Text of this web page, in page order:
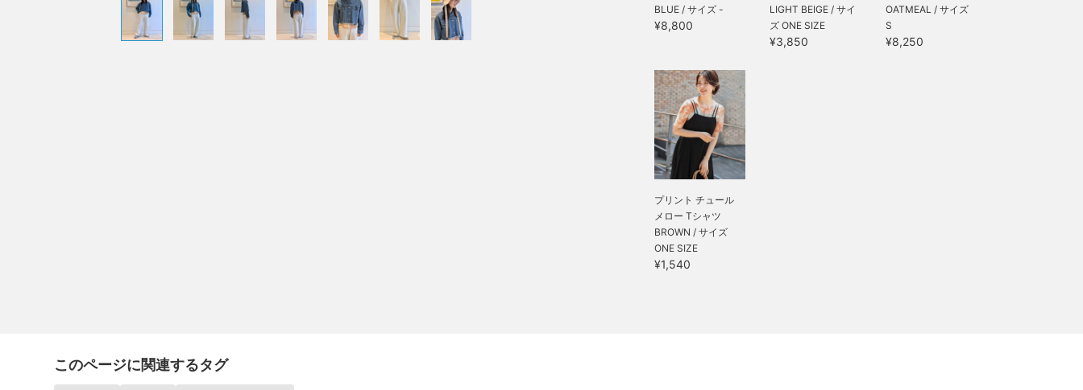
BLUE / サイズ -
¥8,800
LIGHT BEIGE / サイ
ズ ONE SIZE
¥3,850
OATMEAL / サイズ
S
¥8,250
プリント チュール
メロー Tシャツ
BROWN / サイズ
ONE SIZE
¥1,540
このページに関連するタグ